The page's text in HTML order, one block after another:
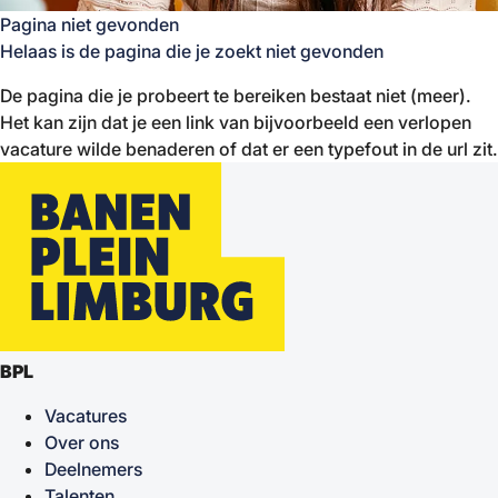
Pagina niet gevonden
Helaas is de pagina die je zoekt niet gevonden
De pagina die je probeert te bereiken bestaat niet (meer).
Het kan zijn dat je een link van bijvoorbeeld een verlopen
vacature wilde benaderen of dat er een typefout in de url zit.
BPL
Vacatures
Over ons
Deelnemers